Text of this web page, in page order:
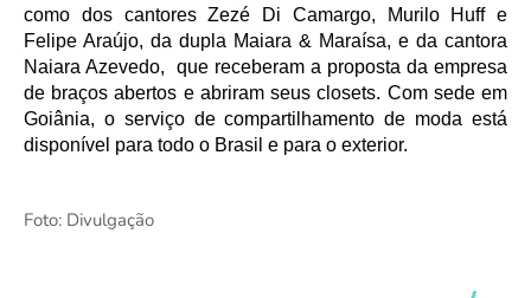
como dos cantores Zezé Di Camargo, Murilo Huff e
Felipe Araújo, da dupla Maiara & Maraísa, e da cantora
Naiara Azevedo,  que receberam a proposta da empresa
de braços abertos e abriram seus closets. Com sede em
Goiânia, o serviço de compartilhamento de moda está
disponível para todo o Brasil e para o exterior.
Foto: Divulgação